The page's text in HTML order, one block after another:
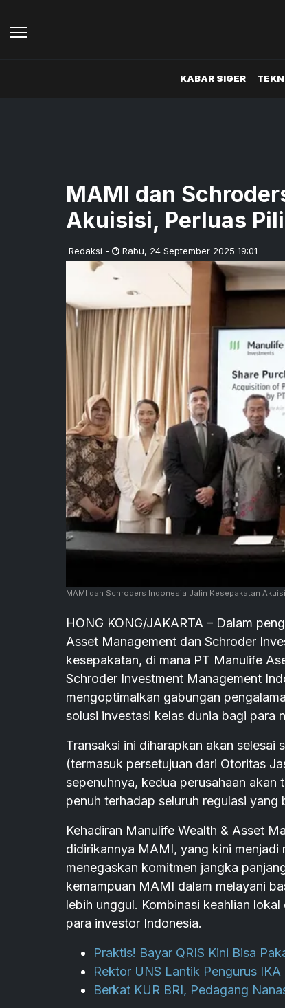
KABAR SIGER
MAMI dan
Akuisisi, Perluas
Redaksi - Rabu, 24 September 2025 19:01
MAMI dan Schroders Indonesia Jalin Kesepakatan
HONG KONG/JAKARTA – Dalam
Asset Management dan Schroder
kesepakatan, di mana PT Manulife
Schroder Investment Management
mengoptimalkan gabungan
solusi investasi kelas dunia bagi para
Transaksi ini diharapkan akan selesai
(termasuk persetujuan dari Otoritas
sepenuhnya, kedua perusahaan
penuh terhadap seluruh regulasi yang
Kehadiran Manulife Wealth & Asset
didirikannya MAMI, yang kini menjadi
menegaskan komitmen jangka
kemampuan MAMI dalam melayani
lebih unggul. Kombinasi keahlian
para investor Indonesia.
Praktis! Bayar QRIS Kini Bisa
Rektor UNS Lantik Pengurus
Berkat KUR BRI, Pedagang